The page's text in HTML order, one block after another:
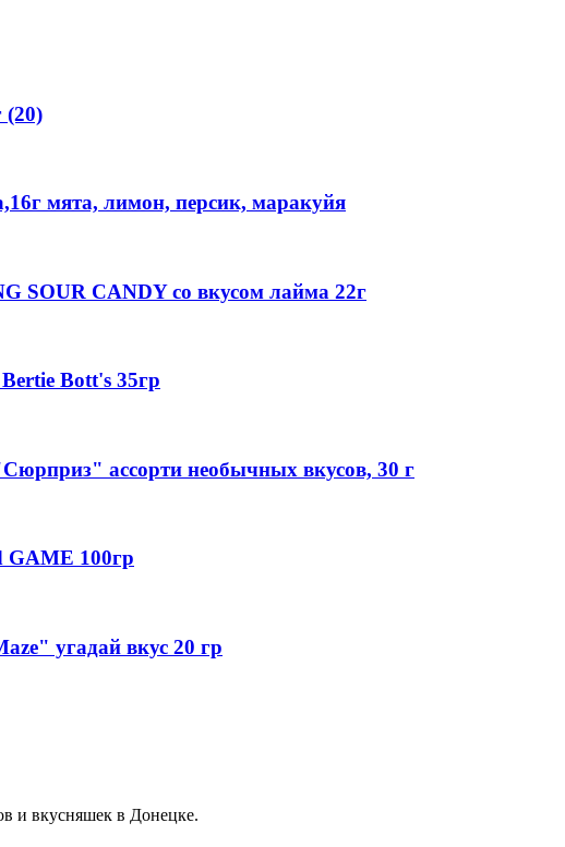
(20)
мята, лимон, персик, маракуйя
SOUR CANDY со вкусом лайма 22г
Bott's 35гр
ассорти необычных вкусов, 30 г
GAME 100гр
угадай вкус 20 гр
и вкусняшек в Донецке.